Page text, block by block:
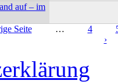
auf – im
Seite … 4
›